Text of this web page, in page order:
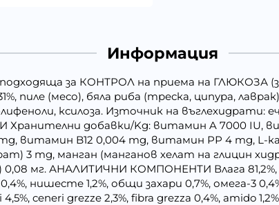
Информация
за КОНТРОЛ на приема на ГЛЮКОЗА
пиле (месо), бяла риба (треска, ципура,
ксилоза. Източник на въглехидрати:
Хранителни добавки/Kg: витамин A 7000 IU,
витамин B12 0,004 mg, витамин РР 4 mg, L-
3 mg, манган (манганов хелат на глицин
мг. АНАЛИТИЧНИ КОМПОНЕНТИ Влага 81,2%,
нишесте 1,2%, общи захари 0,7%, омега-3
ceneri grezze 2,3%, fibra grezza 0,4%, amido